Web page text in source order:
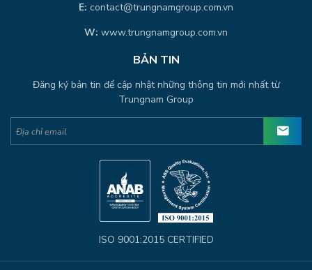
E: contact@trungnamgroup.com.vn
W: www.trungnamgroup.com.vn
BẢN TIN
Đăng ký bản tin để cập nhật những thông tin mới nhất từ
Trungnam Group
ISO 9001:2015 CERTIFIED